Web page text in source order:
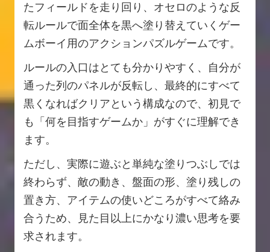
たフィールドを走り回り、オセロのような反
転ルールで面全体を黒へ塗り替えていくゲー
ムボーイ用のアクションパズルゲームです。
ルールの入口はとても分かりやすく、自分が
通った列のパネルが反転し、最終的にすべて
黒くなればクリアという構成なので、初見で
も「何を目指すゲームか」がすぐに理解でき
ます。
ただし、実際に遊ぶと単純な塗りつぶしでは
終わらず、敵の動き、盤面の形、塗り残しの
置き方、アイテムの使いどころがすべて絡み
合うため、見た目以上にかなり濃い思考を要
求されます。